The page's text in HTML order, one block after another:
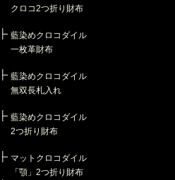
クロコ2つ折り財布
藍染めクロコダイル
一枚革財布
藍染めクロコダイル
無双長札入れ
藍染めクロコダイル
2つ折り財布
マットクロコダイル
「顎」2つ折り財布